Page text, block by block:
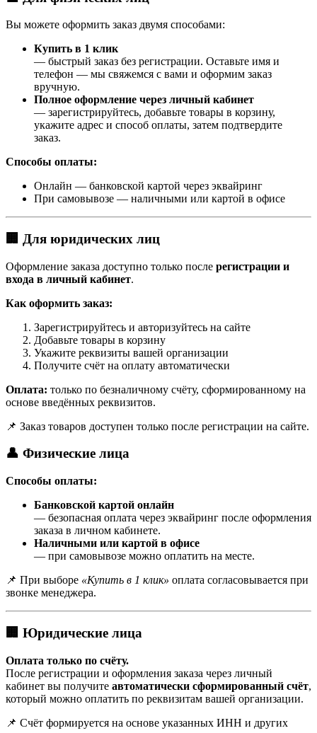
Вы можете оформить заказ двумя способами:
Купить в 1 клик
— быстрый заказ без регистрации. Оставьте имя и
телефон — мы свяжемся с вами и оформим заказ
вручную.
Полное оформление через личный кабинет
— зарегистрируйтесь, добавьте товары в корзину,
укажите адрес и способ оплаты, затем подтвердите
заказ.
Способы оплаты:
Онлайн — банковской картой через эквайринг
При самовывозе — наличными или картой в офисе
🏢 Для юридических лиц
Оформление заказа доступно только после регистрации и
входа в личный кабинет.
Как оформить заказ:
Зарегистрируйтесь и авторизуйтесь на сайте
Добавьте товары в корзину
Укажите реквизиты вашей организации
Получите счёт на оплату автоматически
Оплата: только по безналичному счёту, сформированному на
основе введённых реквизитов.
📌 Заказ товаров доступен только после регистрации на сайте.
👤 Физические лица
Способы оплаты:
Банковской картой онлайн
— безопасная оплата через эквайринг после оформления
заказа в личном кабинете.
Наличными или картой в офисе
— при самовывозе можно оплатить на месте.
📌 При выборе «Купить в 1 клик» оплата согласовывается при
звонке менеджера.
🏢 Юридические лица
Оплата только по счёту.
После регистрации и оформления заказа через личный
кабинет вы получите автоматически сформированный счёт,
который можно оплатить по реквизитам вашей организации.
📌 Счёт формируется на основе указанных ИНН и других